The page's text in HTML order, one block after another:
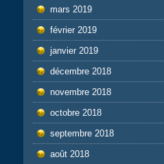
mars 2019
février 2019
janvier 2019
décembre 2018
novembre 2018
octobre 2018
septembre 2018
août 2018